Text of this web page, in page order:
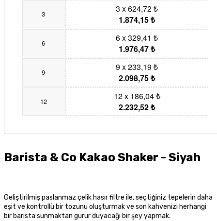
3
3 x 624,72 ₺
1.874,15 ₺
6
6 x 329,41 ₺
1.976,47 ₺
9
9 x 233,19 ₺
2.098,75 ₺
12
12 x 186,04 ₺
2.232,52 ₺
Barista & Co Kakao Shaker - Siyah
Geliştirilmiş paslanmaz çelik hasır filtre ile, seçtiğiniz tepelerin daha
eşit ve kontrollü bir tozunu oluşturmak ve son kahvenizi herhangi
bir barista sunmaktan gurur duyacağı bir şey yapmak.